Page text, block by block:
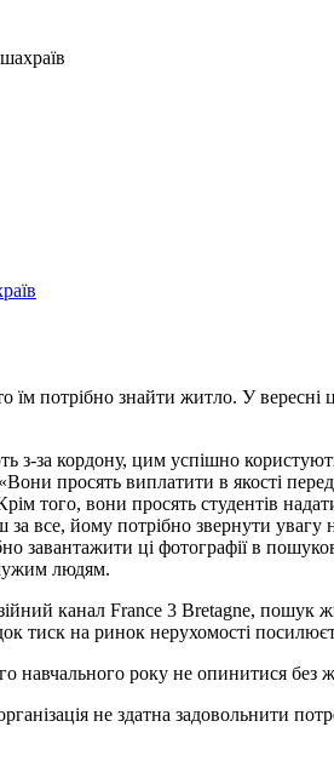
їм потрібно знайти житло. У
з-за кордону, цим успішно
просять виплатити в якості
того, вони просять студентів
все, йому потрібно звернути
завантажити ці фотографії в
чужим людям.
канал France 3 Bretagne, пошук
тиск на ринок нерухомості
навчального року не опинитися без
не здатна задовольнити